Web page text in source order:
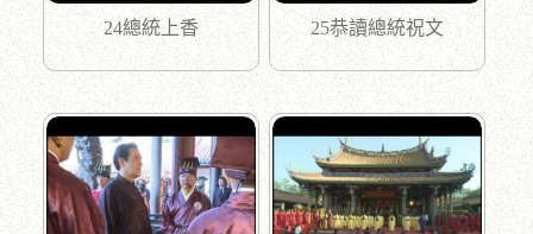
24總統上香 25恭讀總統祝文